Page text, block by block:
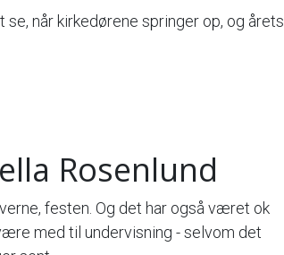
når kirkedørene springer op, og årets
Rosenlund
festen. Og det har også været ok
med til undervisning - selvom det